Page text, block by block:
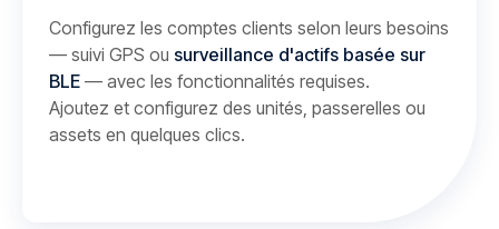
Configurez les comptes clients selon leurs besoins
— suivi GPS ou surveillance d'actifs basée sur
BLE — avec les fonctionnalités requises.
Ajoutez et configurez des unités, passerelles ou
assets en quelques clics.